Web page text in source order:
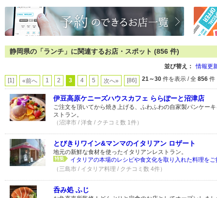
静岡県の「ランチ」に関連するお店・スポット (856 件)
並び替え： 情報更
[1] «前へ 1 2 3 4 5 次へ» [86] 21～30 件を表示 / 全 856 件
伊豆高原ケニーズハウスカフェ ららぽーと沼津店
ご注文を頂いてから焼き上げる、ふわふわの自家製パンケー
ストラン。
（沼津市 / 洋食 / クチコミ数 1件）
とびきりワイン&マンマのイタリアン ロザート
地元の新鮮な食材を使ったイタリアンレストラン。
イタリアの本場のレシピや食文化を取り入れた料理を
（三島市 / イタリア料理 / クチコミ数 4件）
呑み処 ふじ